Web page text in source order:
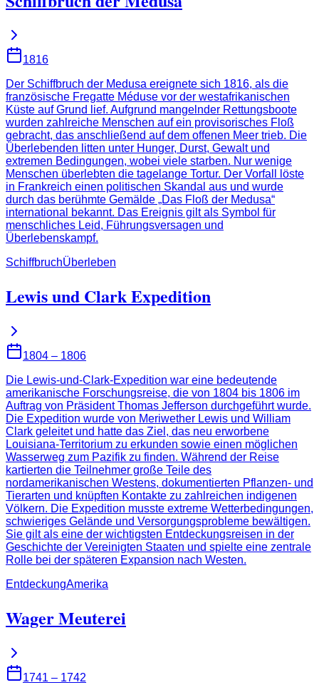
1816
Der Schiffbruch der Medusa ereignete sich 1816, als die
französische Fregatte Méduse vor der westafrikanischen
Küste auf Grund lief. Aufgrund mangelnder Rettungsboote
wurden zahlreiche Menschen auf ein provisorisches Floß
gebracht, das anschließend auf dem offenen Meer trieb. Die
Überlebenden litten unter Hunger, Durst, Gewalt und
extremen Bedingungen, wobei viele starben. Nur wenige
Menschen überlebten die tagelange Tortur. Der Vorfall löste
in Frankreich einen politischen Skandal aus und wurde
durch das berühmte Gemälde „Das Floß der Medusa“
international bekannt. Das Ereignis gilt als Symbol für
menschliches Leid, Führungsversagen und
Überlebenskampf.
SchiffbruchÜberleben
Lewis und Clark Expedition
1804 – 1806
Die Lewis-und-Clark-Expedition war eine bedeutende
amerikanische Forschungsreise, die von 1804 bis 1806 im
Auftrag von Präsident Thomas Jefferson durchgeführt wurde.
Die Expedition wurde von Meriwether Lewis und William
Clark geleitet und hatte das Ziel, das neu erworbene
Louisiana-Territorium zu erkunden sowie einen möglichen
Wasserweg zum Pazifik zu finden. Während der Reise
kartierten die Teilnehmer große Teile des
nordamerikanischen Westens, dokumentierten Pflanzen- und
Tierarten und knüpften Kontakte zu zahlreichen indigenen
Völkern. Die Expedition musste extreme Wetterbedingungen,
schwieriges Gelände und Versorgungsprobleme bewältigen.
Sie gilt als eine der wichtigsten Entdeckungsreisen in der
Geschichte der Vereinigten Staaten und spielte eine zentrale
Rolle bei der späteren Expansion nach Westen.
EntdeckungAmerika
Wager Meuterei
1741 – 1742